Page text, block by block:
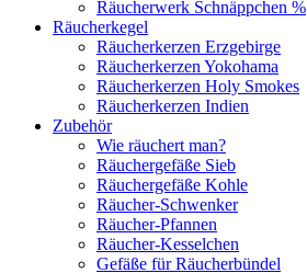
Räucherwerk Schnäppchen %
Räucherkegel
Räucherkerzen Erzgebirge
Räucherkerzen Yokohama
Räucherkerzen Holy Smokes
Räucherkerzen Indien
Zubehör
Wie räuchert man?
Räuchergefäße Sieb
Räuchergefäße Kohle
Räucher-Schwenker
Räucher-Pfannen
Räucher-Kesselchen
Gefäße für Räucherbündel